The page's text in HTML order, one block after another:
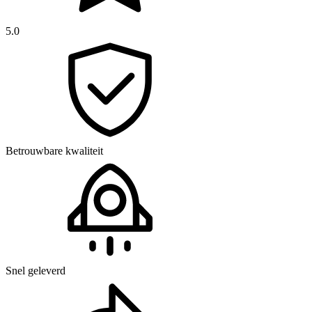
5.0
Betrouwbare kwaliteit
Snel geleverd